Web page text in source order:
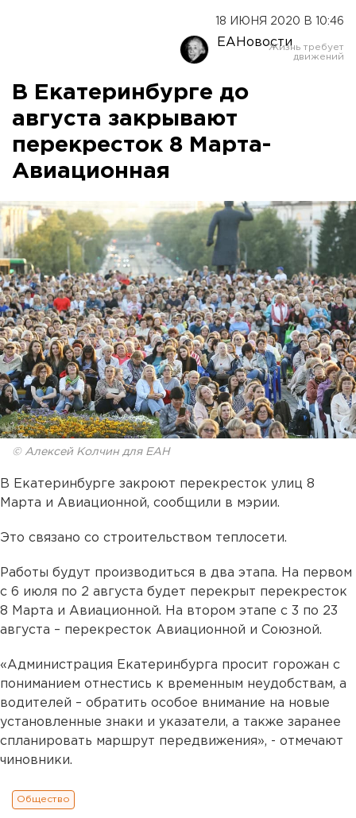
18 ИЮНЯ 2020 В 10:46
ЕАНовости
В Екатеринбурге до
августа закрывают
перекресток 8 Марта-
Авиационная
© Алексей Колчин для ЕАН
В Екатеринбурге закроют перекресток улиц 8
Марта и Авиационной, сообщили в мэрии.
Это связано со строительством теплосети.
Работы будут производиться в два этапа. На первом
с 6 июля по 2 августа будет перекрыт перекресток
8 Марта и Авиационной. На втором этапе с 3 по 23
августа – перекресток Авиационной и Союзной.
«Администрация Екатеринбурга просит горожан с
пониманием отнестись к временным неудобствам, а
водителей – обратить особое внимание на новые
установленные знаки и указатели, а также заранее
спланировать маршрут передвижения», - отмечают
чиновники.
Общество